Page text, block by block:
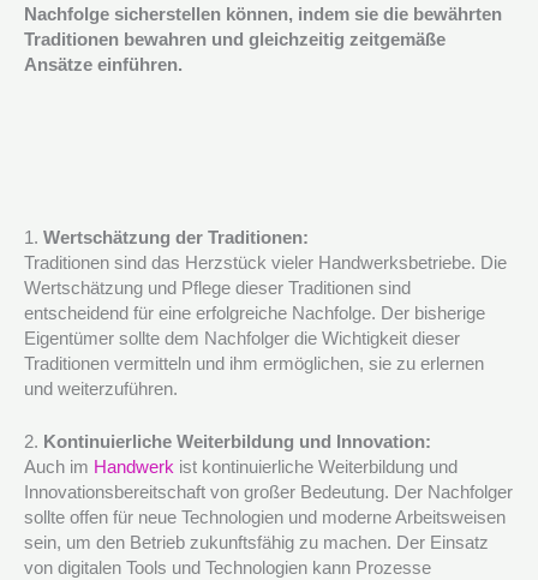
Nachfolge sicherstellen können, indem sie die bewährten
Traditionen bewahren und gleichzeitig zeitgemäße
Ansätze einführen.
1. Wertschätzung der Traditionen:
Traditionen sind das Herzstück vieler Handwerksbetriebe. Die
Wertschätzung und Pflege dieser Traditionen sind
entscheidend für eine erfolgreiche Nachfolge. Der bisherige
Eigentümer sollte dem Nachfolger die Wichtigkeit dieser
Traditionen vermitteln und ihm ermöglichen, sie zu erlernen
und weiterzuführen.
2. Kontinuierliche Weiterbildung und Innovation:
Auch im Handwerk ist kontinuierliche Weiterbildung und
Innovationsbereitschaft von großer Bedeutung. Der Nachfolger
sollte offen für neue Technologien und moderne Arbeitsweisen
sein, um den Betrieb zukunftsfähig zu machen. Der Einsatz
von digitalen Tools und Technologien kann Prozesse